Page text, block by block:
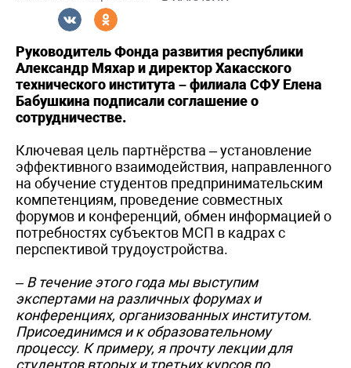
Руководитель Фонда развития республики
Александр Мяхар и директор Хакасского
технического института – филиала СФУ Елена
Бабушкина подписали соглашение о
сотрудничестве.
Ключевая цель партнёрства – установление
эффективного взаимодействия, направленного
на обучение студентов предпринимательским
компетенциям, проведение совместных
форумов и конференций, обмен информацией о
потребностях субъектов МСП в кадрах с
перспективой трудоустройства.
– В течение этого года мы выступим
экспертами на различных форумах и
конференциях, организованных институтом.
Присоединимся и к образовательному
процессу. К примеру, я прочту лекции для
студентов вторых и третьих курсов по